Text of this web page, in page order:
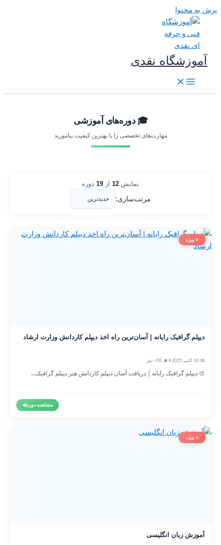
به محتوا
آموزشگاه نقدی
🎓 دوره‌های آموزشی
مهارت‌های تخصصی را با بهترین کیفیت بیاموزید
نمایش12 از 19 دوره
مرتب‌سازی:
⭐ ویژه
دیپلم گرافیک رایانه | آسان‌ترین راه اخذ دیپلم کاردانش وزارت ارشاد
👨‍🎓 50+ نفر
🎨 دیپلم گرافیک رایانه | دریافت آسان دیپلم کاردانش هنر دیپلم گرافیک...
مشاهده دوره◀
⭐ ویژه
آموزش زبان انگلیسی